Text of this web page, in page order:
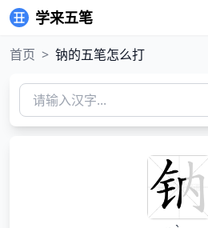
学来五笔
首页 > 钠的五笔怎么打